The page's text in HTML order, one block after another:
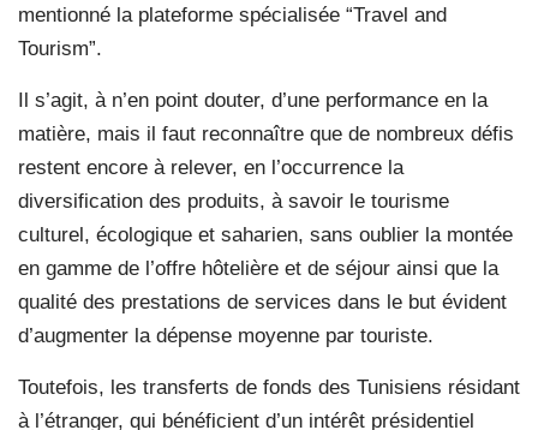
mentionné la plateforme spécialisée “Travel and
Tourism”.
Il s’agit, à n’en point douter, d’une performance en la
matière, mais il faut reconnaître que de nombreux défis
restent encore à relever, en l’occurrence la
diversification des produits, à savoir le tourisme
culturel, écologique et saharien, sans oublier la montée
en gamme de l’offre hôtelière et de séjour ainsi que la
qualité des prestations de services dans le but évident
d’augmenter la dépense moyenne par touriste.
Toutefois, les transferts de fonds des Tunisiens résidant
à l’étranger, qui bénéficient d’un intérêt présidentiel